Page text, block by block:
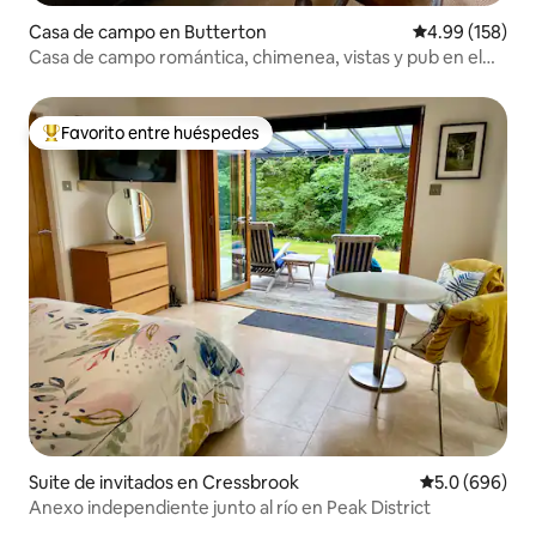
Casa de campo en Butterton Calificación
4.99 (158)
Casa de campo romántica, chimenea, vistas y pub en el
Favorito entre huéspedes preferido
Favorito entre huéspedes
Suite de invitados en Cressbrook Calificación
5.0 (696)
Anexo independiente junto al río en Peak District